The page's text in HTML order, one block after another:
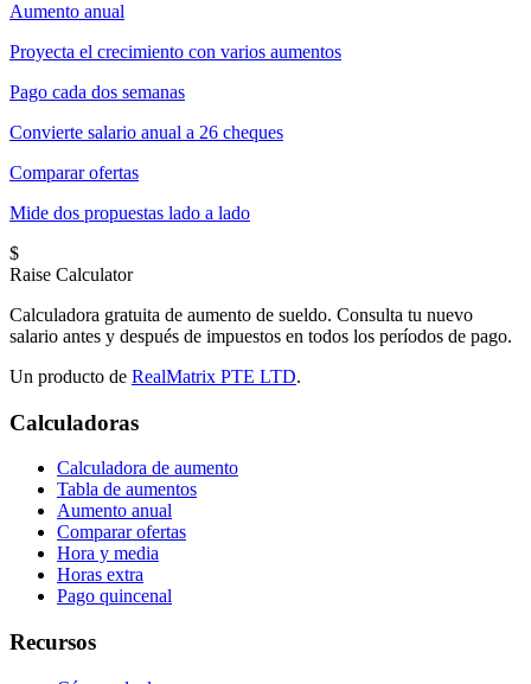
Aumento anual
Proyecta el crecimiento con varios aumentos
Pago cada dos semanas
Convierte salario anual a 26 cheques
Comparar ofertas
Mide dos propuestas lado a lado
$
Raise Calculator
Calculadora gratuita de aumento de sueldo. Consulta tu nuevo
salario antes y después de impuestos en todos los períodos de pago.
Un producto de RealMatrix PTE LTD.
Calculadoras
Calculadora de aumento
Tabla de aumentos
Aumento anual
Comparar ofertas
Hora y media
Horas extra
Pago quincenal
Recursos